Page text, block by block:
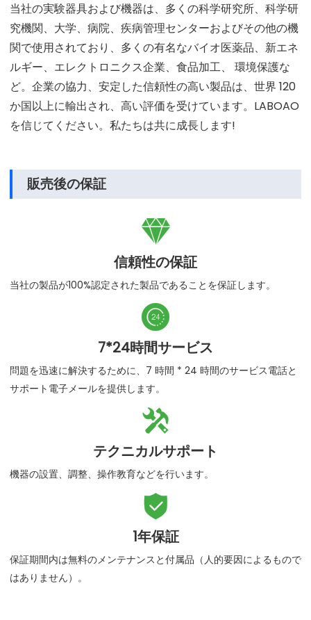
当社の実験器具および機器は、多くの科学研究所、科学研
究機関、大学、病院、疾病管理センターおよびその他の機
関で使用されており、多くの有名なバイオ医薬品、新エネ
ルギー、エレクトロニクス企業、食品加工、 環境保護な
ど。企業の協力、安定した信頼性の高い製品は、世界 120
か国以上に輸出され、高い評価を受けています。LABOAO
を信じてください。私たちは共に成長します!
販売後の保証

信頼性の保証
当社の製品が100%認定された製品であることを保証します。

7*24時間サービス
問題を迅速に解決するために、7 時間 * 24 時間のサービス電話と
サポート電子メールを提供します。

テクニカルサポート
機器の設置、調整、操作教育などを行います。

1年保証
保証期間内は無料のメンテナンスと付属品（人的要因によるもので
はありません）。